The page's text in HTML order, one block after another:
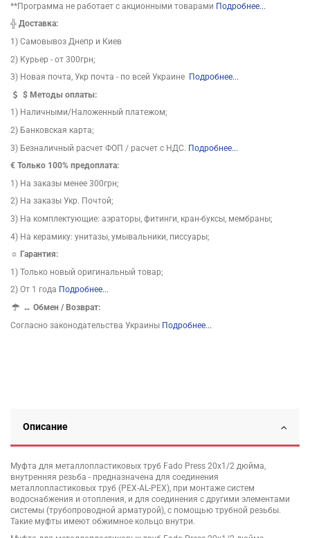
**Программа не работает с акционными товарами Подробнее...
╬ Доставка:
1) Самовывоз Днепр и Киев
2) Курьер - от 300грн;
3) Новая почта, Укр почта - по всей Украине Подробнее...
$Методы оплаты:
1) Наличными/Наложенный платежом;
2) Банковская карта;
3) Безналичный расчет ФОП / расчет с НДС. Подробнее...
€ Только 100% предоплата:
1) На заказы менее 300грн;
2) На заказы Укр. Почтой;
3) На комплектующие: аэраторы, фитинги, кран-буксы, мембраны;
4) На керамику: унитазы, умывальники, писсуары;
☼ Гарантия:
1) Только новый оригинальный товар;
2) От 1 года Подробнее...
↔Обмен / Возврат:
Согласно законодательства Украины Подробнее...
Описание
Муфта для металлопластиковых труб Fado Press 20х1/2 дюйма,
внутренняя резьба - предназначена для соединения
металлопластиковых труб (РЕХ-AL-PEX), при монтаже систем
водоснабжения и отопления, и для соединения с другими элементами
системы (трубопроводной арматурой), с помощью трубной резьбы.
Такие муфты имеют обжимное кольцо внутри.